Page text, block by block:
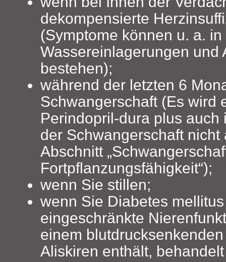
dekompensierte
(Symptome können u. a.
Wassereinlagerungen und
bestehen);
während der letzten 6
Schwangerschaft (Es wird
Perindopril-dura plus auch
der Schwangerschaft
Abschnitt
Fortpflanzungsfähigkeit“);
wenn Sie stillen;
wenn Sie Diabetes
eingeschränkte
einem
Aliskiren enthält,